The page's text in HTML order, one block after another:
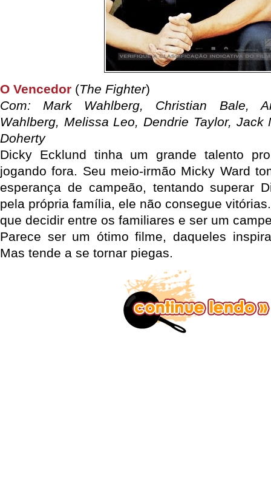
O Vencedor (The Fighter)
Com: Mark Wahlberg, Christian Bale,
Wahlberg, Melissa Leo, Dendrie Taylor, Jack
Doherty
Dicky Ecklund tinha um grande talento
jogando fora. Seu meio-irmão Micky Ward
esperança de campeão, tentando superar
pela própria família, ele não consegue
que decidir entre os familiares e ser um
Parece ser um ótimo filme, daqueles
Mas tende a se tornar piegas.